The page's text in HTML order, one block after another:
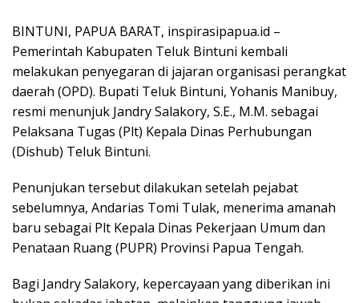
BINTUNI, PAPUA BARAT, inspirasipapua.id –
Pemerintah Kabupaten Teluk Bintuni kembali
melakukan penyegaran di jajaran organisasi perangkat
daerah (OPD). Bupati Teluk Bintuni, Yohanis Manibuy,
resmi menunjuk Jandry Salakory, S.E., M.M. sebagai
Pelaksana Tugas (Plt) Kepala Dinas Perhubungan
(Dishub) Teluk Bintuni.
Penunjukan tersebut dilakukan setelah pejabat
sebelumnya, Andarias Tomi Tulak, menerima amanah
baru sebagai Plt Kepala Dinas Pekerjaan Umum dan
Penataan Ruang (PUPR) Provinsi Papua Tengah.
Bagi Jandry Salakory, kepercayaan yang diberikan ini